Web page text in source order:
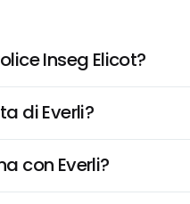
Inseg Elicot?
di Everli?
con Everli?